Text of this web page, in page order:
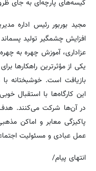
کیسه‌های پارچه‌ای به جای
افزایش چشمگیر تولید
عزاداری، آموزش چهره به
یکی از مؤثرترین راهکارها
بازیافت است. خوشبختانه
این کارگاه‌ها با استقبال
در آن‌ها شرکت می‌کنند.
پاکیزگی معابر و اماکن
عمل عبادی و مسئولیت
انتهای پیام/